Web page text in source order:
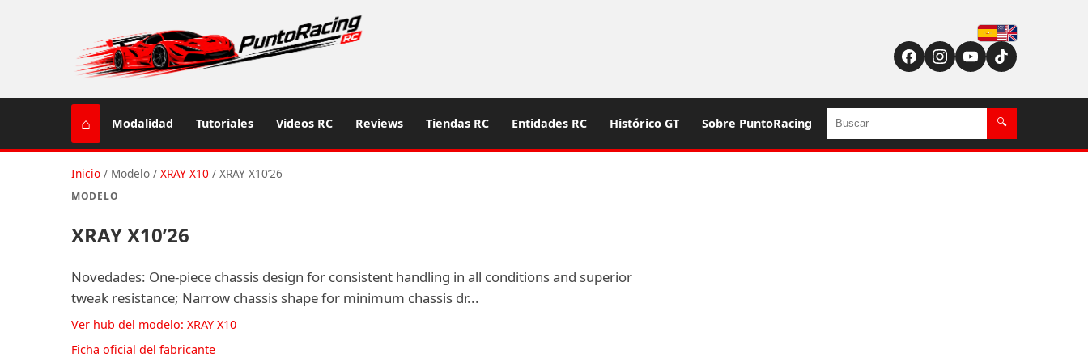
Español
English (US / UK)
⌂ Modalidad Tutoriales Videos RC Reviews Tiendas RC Entidades RC Histórico GT Sobre PuntoRacing Buscar 🔍
Inicio / Modelo / XRAY X10 / XRAY X10’26
MODELO
XRAY X10’26
Novedades: One-piece chassis design for consistent handling in all conditions and superior
tweak resistance; Narrow chassis shape for minimum chassis dr...
Ver hub del modelo: XRAY X10
Ficha oficial del fabricante